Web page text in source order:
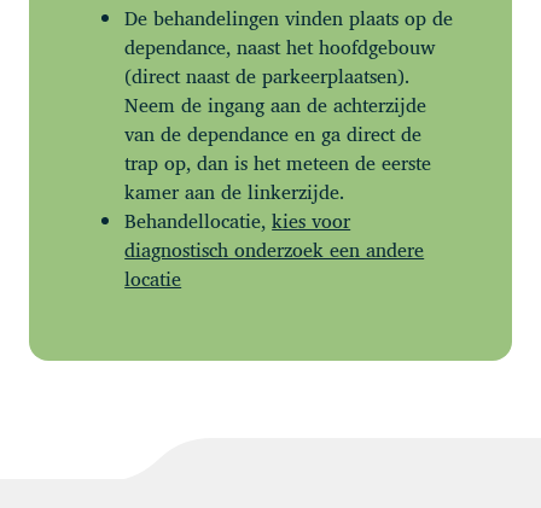
De behandelingen vinden plaats op de
dependance, naast het hoofdgebouw
(direct naast de parkeerplaatsen).
Neem de ingang aan de achterzijde
van de dependance en ga direct de
trap op, dan is het meteen de eerste
kamer aan de linkerzijde.
Behandellocatie,kies voor
diagnostisch onderzoek een andere
locatie